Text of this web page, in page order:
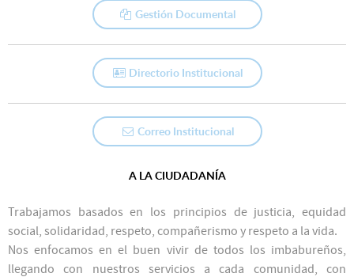
Gestión Documental
Directorio Institucional
Correo Institucional
A LA CIUDADANÍA
Trabajamos basados en los principios de justicia, equidad
social, solidaridad, respeto, compañerismo y respeto a la vida.
Nos enfocamos en el buen vivir de todos los imbabureños,
llegando con nuestros servicios a cada comunidad, con